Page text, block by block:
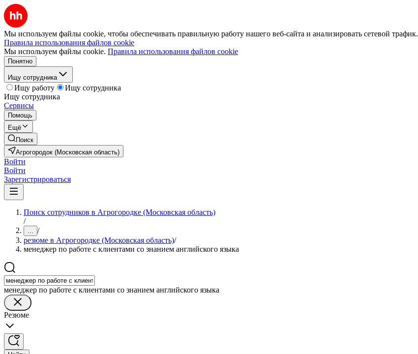
Мы используем файлы cookie, чтобы обеспечивать правильную работу нашего веб-сайта и анализировать сетевой трафик.
Правила использования файлов cookie
Мы используем файлы cookie. Правила использования файлов cookie
Понятно
Ищу сотрудника
Ищу работу
Ищу сотрудника
Ищу сотрудника
Сервисы
Помощь
Ещё
Поиск
Агрогородок (Московская область)
Войти
Войти
Зарегистрироваться
Поиск сотрудников в Агрогородке (Московская область)
/
... /
резюме в Агрогородке (Московская область)/
менеджер по работе с клиентами со знанием английского языка
менеджер по работе с клиентами со знанием английского языка
Резюме